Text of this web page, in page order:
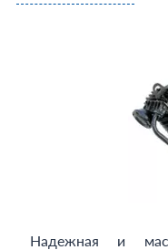
Надежная и